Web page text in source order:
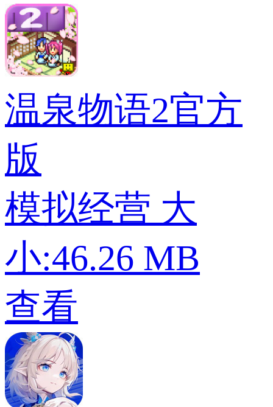
温泉物语2官方
版
模拟经营 大
小:46.26 MB
查看